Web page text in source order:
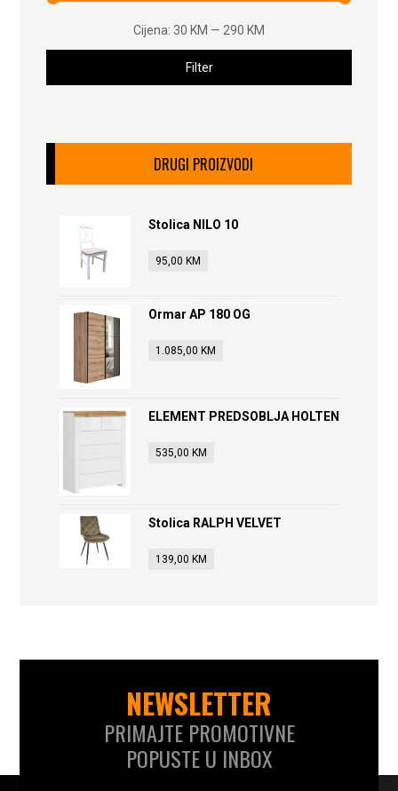
Filter
Cijena: 30 KM — 290 KM
DRUGI PROIZVODI
Stolica NILO 10
95,00 KM
Ormar AP 180 OG
1.085,00 KM
ELEMENT PREDSOBLJA HOLTEN
535,00 KM
Stolica RALPH VELVET
139,00 KM
NEWSLETTER
PRIMAJTE PROMOTIVNE
POPUSTE U INBOX